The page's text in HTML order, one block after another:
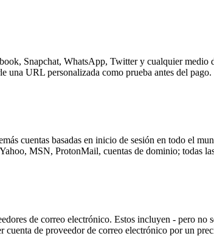
Snapchat, WhatsApp, Twitter y cualquier medio
URL personalizada como prueba antes del
cuentas basadas en inicio de sesión en todo el
MSN, ProtonMail, cuentas de dominio; todas
de correo electrónico. Estos incluyen - pero
cuenta de proveedor de correo electrónico por un